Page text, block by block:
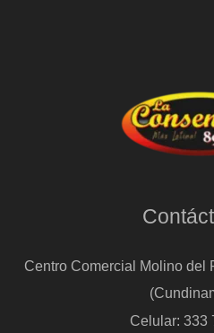
Centro Comercial Molino del
Celular: 333